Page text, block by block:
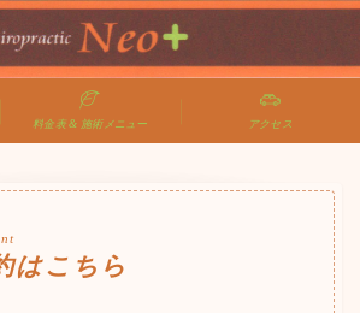
料金表 & 施術メニュー アクセス
はこちら